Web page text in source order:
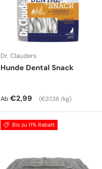
Dr. Clauders
Hunde Dental Snack
Normaler Preis
Ab €2,99 Grundpreis
€37,38 /kg
Bis zu 11% Rabatt